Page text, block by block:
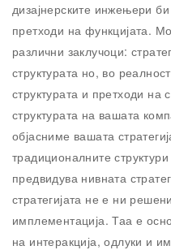
дизајнерските инжењери
претходи на функцијата.
различни заклучоци:
структурата но, во
структурата и претходи на
структурата на вашата
објасниме вашата
традиционалните
предвидува нивната
стратегијата не е ни
имплементација. Таа е
на интеракција, одлуки и